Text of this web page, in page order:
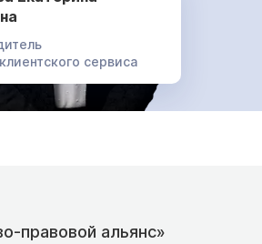
сервиса
правовой альянс»